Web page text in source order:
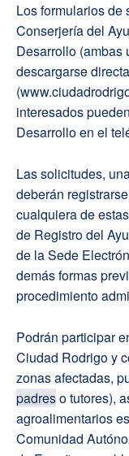
Los formularios de
Conserjería del
Desarrollo (ambas
descargarse
interesados
Desarrollo en el
Las solicitudes,
deberán
cualquiera de
de Registro del
de la Sede
demás formas
procedimiento
Podrán participar
Ciudad Rodrigo y
zonas afectadas,
padreso tutores),
agroalimentarios
Comunidad